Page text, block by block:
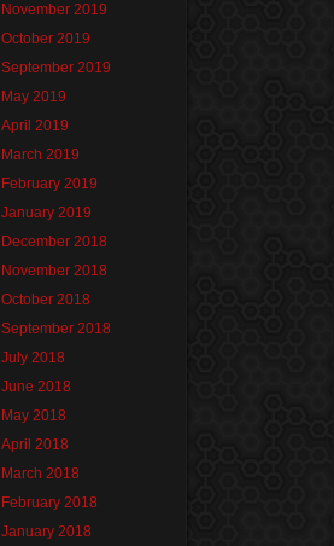
November 2019
October 2019
September 2019
May 2019
April 2019
March 2019
February 2019
January 2019
December 2018
November 2018
October 2018
September 2018
July 2018
June 2018
May 2018
April 2018
March 2018
February 2018
January 2018